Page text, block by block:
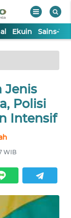
Ekuin Sains-
Jenis
Polisi
Intensif
WIB